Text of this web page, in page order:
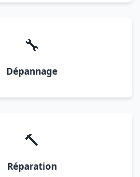
🔧
Dépannage
🔨
Réparation